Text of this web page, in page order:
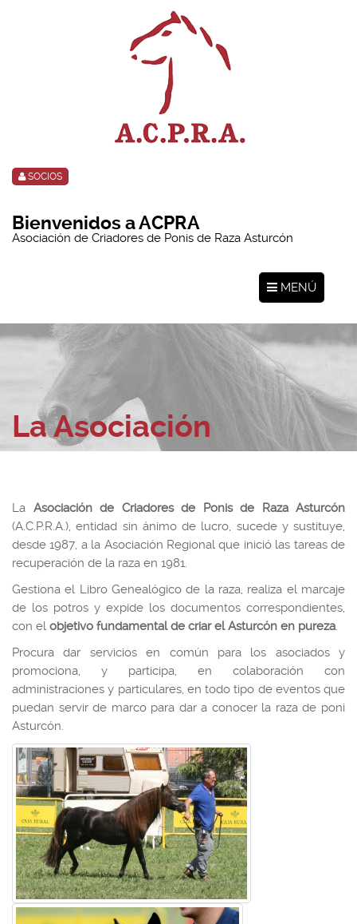
SOCIOS
Bienvenidos a ACPRA
Asociación de Criadores de Ponis de Raza Asturcón
MENÚ
Toggle
navigation
La Asociación
La Asociación de Criadores de Ponis de Raza Asturcón
(A.C.P.R.A.), entidad sin ánimo de lucro, sucede y sustituye,
desde 1987, a la Asociación Regional que inició las tareas de
recuperación de la raza en 1981.
Gestiona el Libro Genealógico de la raza, realiza el marcaje
de los potros y expide los documentos correspondientes,
con el objetivo fundamental de criar el Asturcón en pureza.
Procura dar servicios en común para los asociados y
promociona, y participa, en colaboración con
administraciones y particulares, en todo tipo de eventos que
puedan servir de marco para dar a conocer la raza de poni
Asturcón.